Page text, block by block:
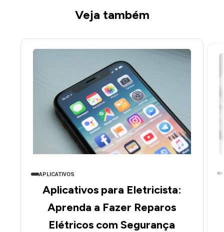
Veja também
APLICATIVOS
Aplicativos para Eletricista:
Aprenda a Fazer Reparos
Elétricos com Segurança